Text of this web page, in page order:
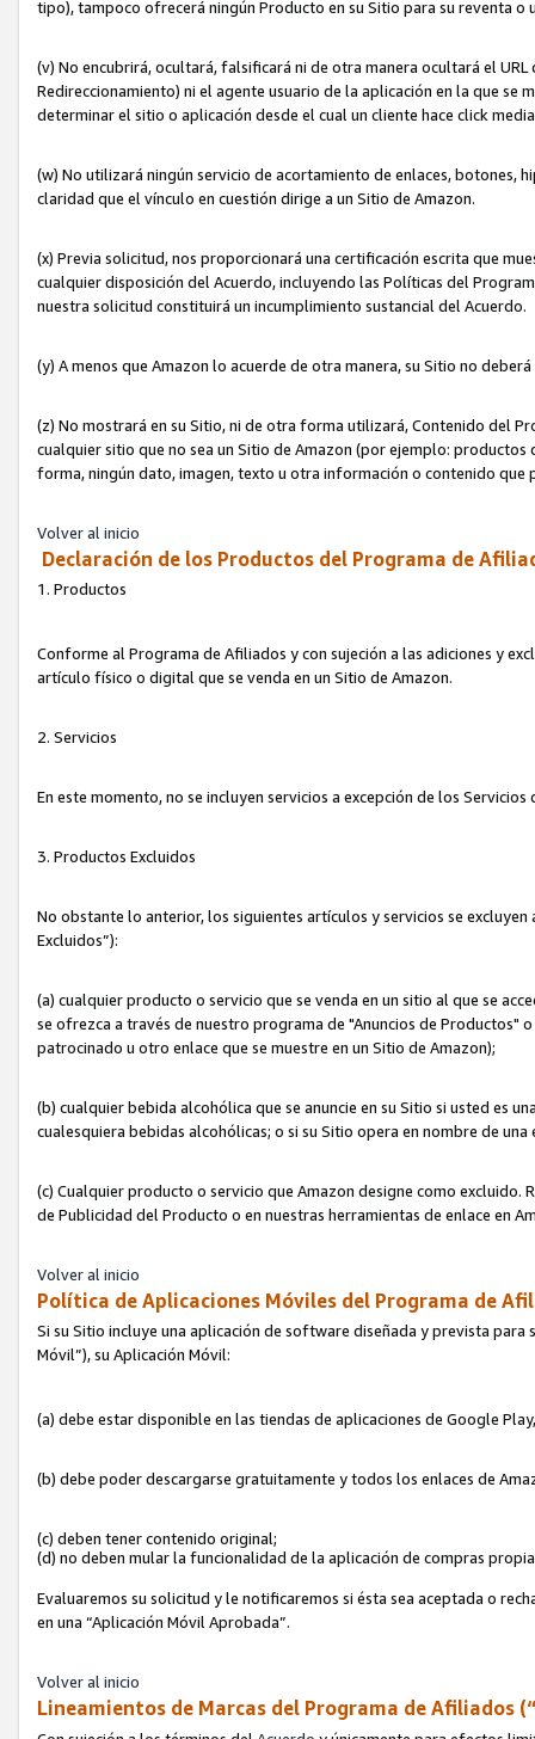
tipo), tampoco ofrecerá ningún Producto en su Sitio para su reventa o
(v) No encubrirá, ocultará, falsificará ni de otra manera ocultará el
Redireccionamiento) ni el agente usuario de la aplicación en la que
determinar el sitio o aplicación desde el cual un cliente hace click
(w) No utilizará ningún servicio de acortamiento de enlaces, botones,
claridad que el vínculo en cuestión dirige a un Sitio de Amazon.
(x) Previa solicitud, nos proporcionará una certificación escrita que
cualquier disposición del Acuerdo, incluyendo las Políticas del
nuestra solicitud constituirá un incumplimiento sustancial del Acuerdo.
(y) A menos que Amazon lo acuerde de otra manera, su Sitio no
(z) No mostrará en su Sitio, ni de otra forma utilizará, Contenido del
cualquier sitio que no sea un Sitio de Amazon (por ejemplo:
forma, ningún dato, imagen, texto u otra información o contenido
Volver al inicio
Declaración de los Productos del Programa de
1. Productos
Conforme al Programa de Afiliados y con sujeción a las adiciones y
artículo físico o digital que se venda en un Sitio de Amazon.
2. Servicios
En este momento, no se incluyen servicios a excepción de los
3. Productos Excluidos
No obstante lo anterior, los siguientes artículos y servicios se
Excluidos”):
(a) cualquier producto o servicio que se venda en un sitio al que se
se ofrezca a través de nuestro programa de "Anuncios de Productos"
patrocinado u otro enlace que se muestre en un Sitio de Amazon);
(b) cualquier bebida alcohólica que se anuncie en su Sitio si usted es
cualesquiera bebidas alcohólicas; o si su Sitio opera en nombre de
(c) Cualquier producto o servicio que Amazon designe como excluido.
de Publicidad del Producto o en nuestras herramientas de enlace en
Volver al inicio
Política de Aplicaciones Móviles del Programa de
Si su Sitio incluye una aplicación de software diseñada y prevista
Móvil”), su Aplicación Móvil:
(a) debe estar disponible en las tiendas de aplicaciones de Google
(b) debe poder descargarse gratuitamente y todos los enlaces de
(c) deben tener contenido original;
(d) no deben mular la funcionalidad de la aplicación de compras
Evaluaremos su solicitud y le notificaremos si ésta sea aceptada o
en una “Aplicación Móvil Aprobada”.
Volver al inicio
Lineamientos de Marcas del Programa de Afiliados